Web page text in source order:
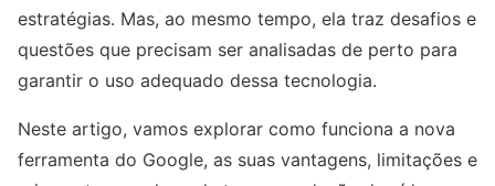
estratégias. Mas, ao mesmo tempo, ela traz desafios e
questões que precisam ser analisadas de perto para
garantir o uso adequado dessa tecnologia.
Neste artigo, vamos explorar como funciona a nova
ferramenta do Google, as suas vantagens, limitações e